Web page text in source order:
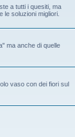
a tutti i quesiti, ma
soluzioni migliori.
ma anche di quelle
vaso con dei fiori sul